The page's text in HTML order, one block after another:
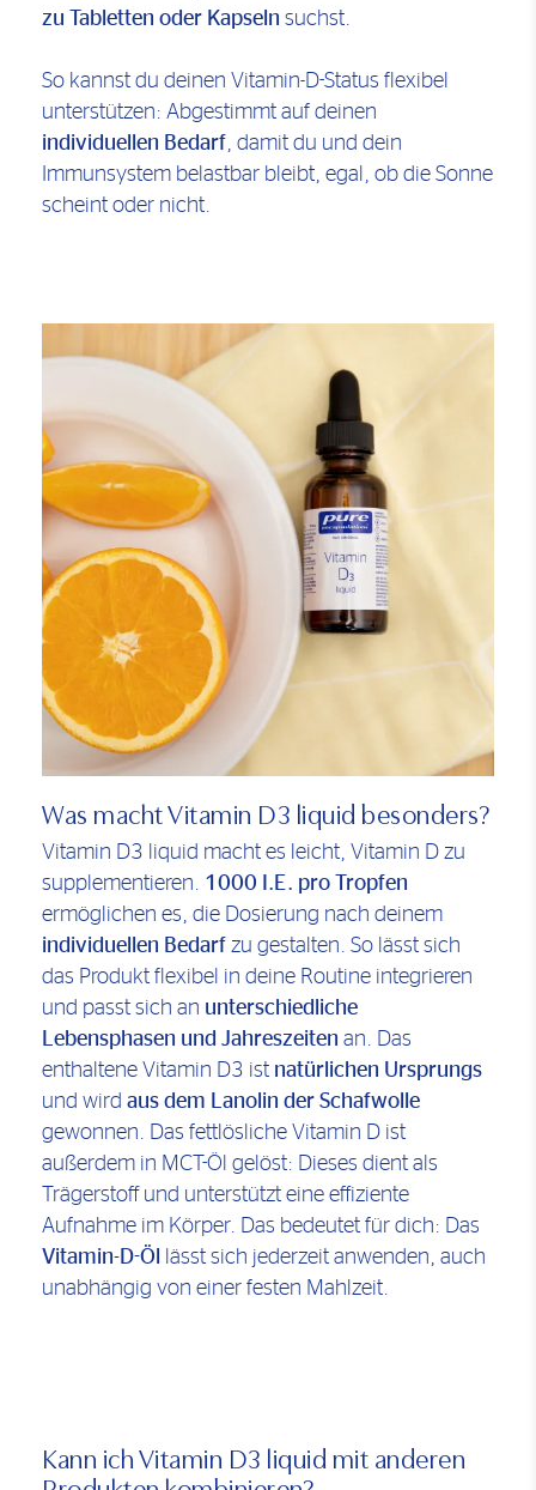
zu Tabletten oder Kapseln suchst.
So kannst du deinen Vitamin-D-Status flexibel
unterstützen: Abgestimmt auf deinen
individuellen Bedarf, damit du und dein
Immunsystem belastbar bleibt, egal, ob die Sonne
scheint oder nicht.
Was macht Vitamin D3 liquid besonders?
Vitamin D3 liquid macht es leicht, Vitamin D zu
supplementieren. 1000 I.E. pro Tropfen
ermöglichen es, die Dosierung nach deinem
individuellen Bedarf zu gestalten. So lässt sich
das Produkt flexibel in deine Routine integrieren
und passt sich an unterschiedliche
Lebensphasen und Jahreszeiten an. Das
enthaltene Vitamin D3 ist natürlichen Ursprungs
und wird aus dem Lanolin der Schafwolle
gewonnen. Das fettlösliche Vitamin D ist
außerdem in MCT-Öl gelöst: Dieses dient als
Trägerstoff und unterstützt eine effiziente
Aufnahme im Körper. Das bedeutet für dich: Das
Vitamin-D-Öl
lässt sich jederzeit anwenden, auch
unabhängig von einer festen Mahlzeit.
Kann ich Vitamin D3 liquid mit anderen